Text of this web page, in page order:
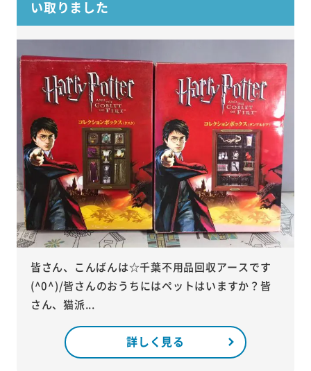
い取りました
皆さん、こんばんは☆千葉不用品回収アースです
(^0^)/皆さんのおうちにはペットはいますか？皆
さん、猫派...
詳しく見る